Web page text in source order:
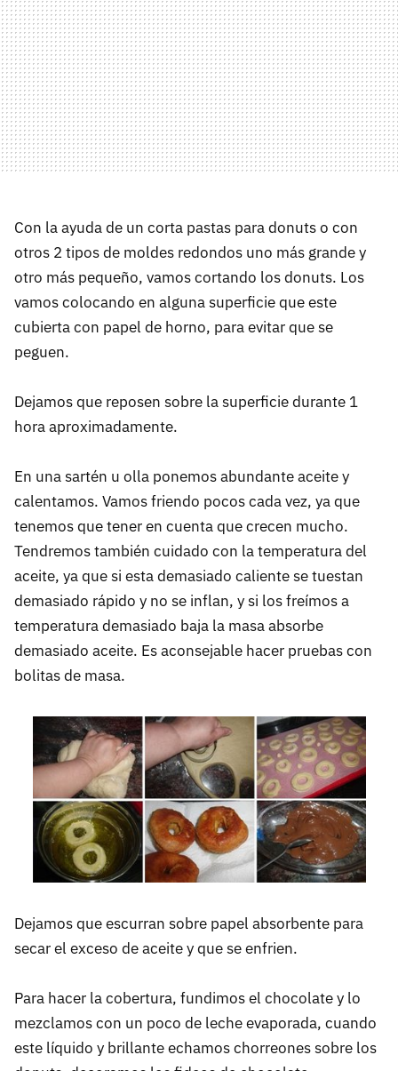
Con la ayuda de un corta pastas para donuts o con
otros 2 tipos de moldes redondos uno más grande y
otro más pequeño, vamos cortando los donuts. Los
vamos colocando en alguna superficie que este
cubierta con papel de horno, para evitar que se
peguen.
Dejamos que reposen sobre la superficie durante 1
hora aproximadamente.
En una sartén u olla ponemos abundante aceite y
calentamos. Vamos friendo pocos cada vez, ya que
tenemos que tener en cuenta que crecen mucho.
Tendremos también cuidado con la temperatura del
aceite, ya que si esta demasiado caliente se tuestan
demasiado rápido y no se inflan, y si los freímos a
temperatura demasiado baja la masa absorbe
demasiado aceite. Es aconsejable hacer pruebas con
bolitas de masa.
Dejamos que escurran sobre papel absorbente para
secar el exceso de aceite y que se enfrien.
Para hacer la cobertura, fundimos el chocolate y lo
mezclamos con un poco de leche evaporada, cuando
este líquido y brillante echamos chorreones sobre los